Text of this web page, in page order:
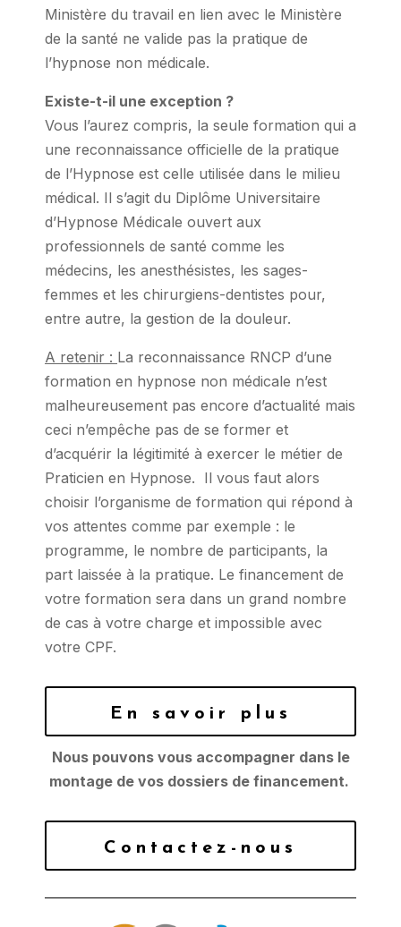
Ministère du travail en lien avec le Ministère
de la santé ne valide pas la pratique de
l’hypnose non médicale.
Existe-t-il une exception ?
Vous l’aurez compris, la seule formation qui a
une reconnaissance officielle de la pratique
de l’Hypnose est celle utilisée dans le milieu
médical. Il s’agit du Diplôme Universitaire
d’Hypnose Médicale ouvert aux
professionnels de santé comme les
médecins, les anesthésistes, les sages-
femmes et les chirurgiens-dentistes pour,
entre autre, la gestion de la douleur.
A retenir : La reconnaissance RNCP d’une
formation en hypnose non médicale n’est
malheureusement pas encore d’actualité mais
ceci n’empêche pas de se former et
d’acquérir la légitimité à exercer le métier de
Praticien en Hypnose. Il vous faut alors
choisir l’organisme de formation qui répond à
vos attentes comme par exemple : le
programme, le nombre de participants, la
part laissée à la pratique. Le financement de
votre formation sera dans un grand nombre
de cas à votre charge et impossible avec
votre CPF.
En savoir plus
Nous pouvons vous accompagner dans le
montage de vos dossiers de financement.
Contactez-nous